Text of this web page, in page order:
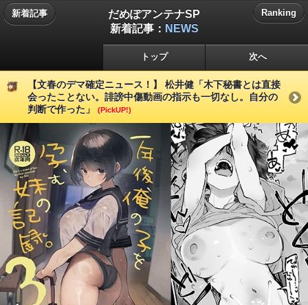
新着記事
だめぽアンテナSP
新着記事： NEWS
Ranking
トップ 次へ
【文春のデマ確定ニュース！】 松井健「木下秘書とは直接
会ったことない。誹謗中傷動画の指示も一切なし。自分の
判断で作った」
(PickUP!)